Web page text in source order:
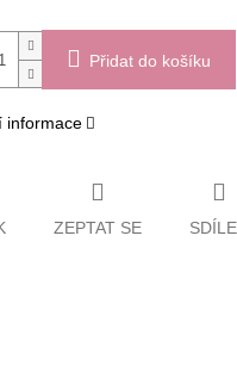
Přidat do košíku
informace
ZEPTAT SE